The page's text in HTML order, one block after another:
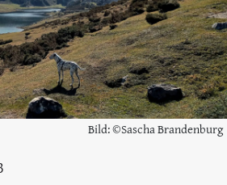
Bild: ©Sascha Brandenburg